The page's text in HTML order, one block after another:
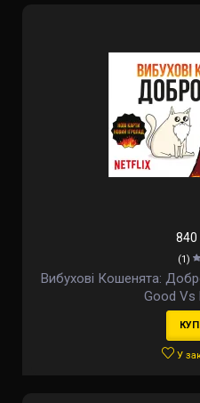
840
(1)
Вибухові Кошенята:
Good Vs
У